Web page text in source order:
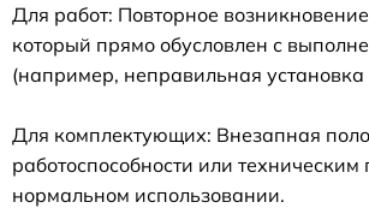
Для работ: Повторное
который прямо обусловлен с
(например, неправильная установка
Для комплектующих: Внезапная
работоспособности или
нормальном использовании.